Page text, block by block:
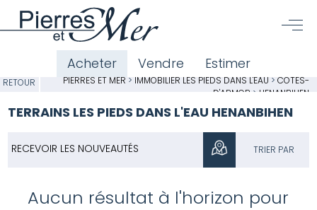
Acheter Vendre Estimer
RETOUR PIERRES ET MER > IMMOBILIER LES PIEDS DANS L'EAU > CÔTES-
D'ARMOR > HENANBIHEN
TERRAINS LES PIEDS DANS L'EAU HENANBIHEN
TRIER PAR
RECEVOIR LES NOUVEAUTÉS
Aucun résultat à l'horizon pour